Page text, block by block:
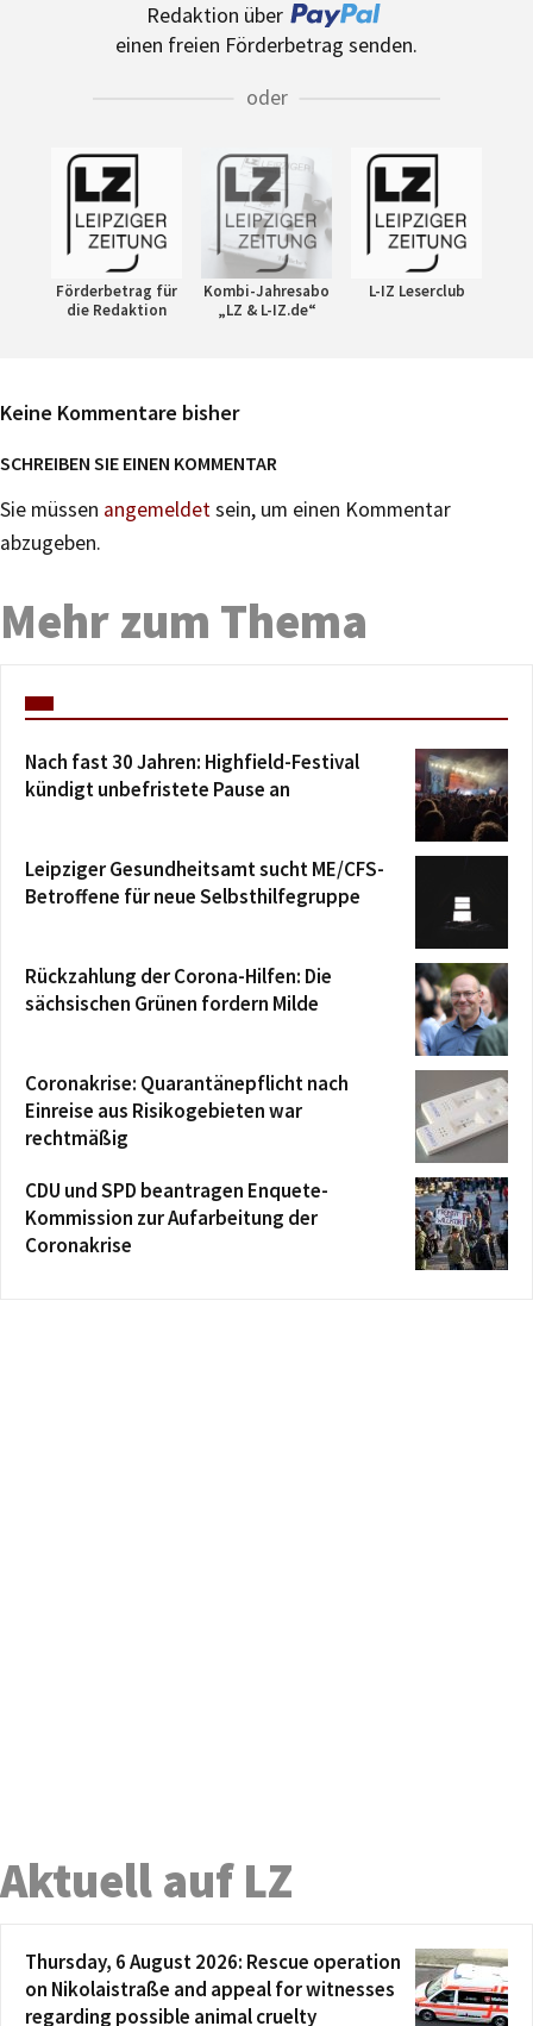
Redaktion über
einen freien Förderbetrag senden.
oder
Förderbetrag für
die Redaktion
Kombi-Jahresabo
„LZ & L-IZ.de“
L-IZ Leserclub
Keine Kommentare bisher
SCHREIBEN SIE EINEN KOMMENTAR
Sie müssen angemeldetsein, um einen Kommentar
abzugeben.
Mehr zum Thema
Nach fast 30 Jahren: Highfield-Festival
kündigt unbefristete Pause an
Leipziger Gesundheitsamt sucht ME/CFS-
Betroffene für neue Selbsthilfegruppe
Rückzahlung der Corona-Hilfen: Die
sächsischen Grünen fordern Milde
Coronakrise: Quarantänepflicht nach
Einreise aus Risikogebieten war
rechtmäßig
CDU und SPD beantragen Enquete-
Kommission zur Aufarbeitung der
Coronakrise
Aktuell auf LZ
Thursday, 6 August 2026: Rescue operation
on Nikolaistraße and appeal for witnesses
regarding possible animal cruelty